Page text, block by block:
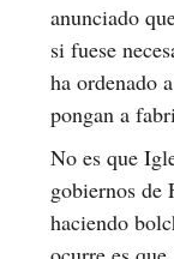
anunciado
si fuese
ha ordenado
pongan a
No es que
gobiernos de
haciendo